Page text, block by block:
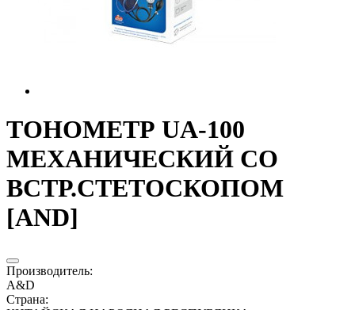
ТОНОМЕТР UA-100
МЕХАНИЧЕСКИЙ СО
ВСТР.СТЕТОСКОПОМ
[AND]
Производитель:
A&D
Страна: